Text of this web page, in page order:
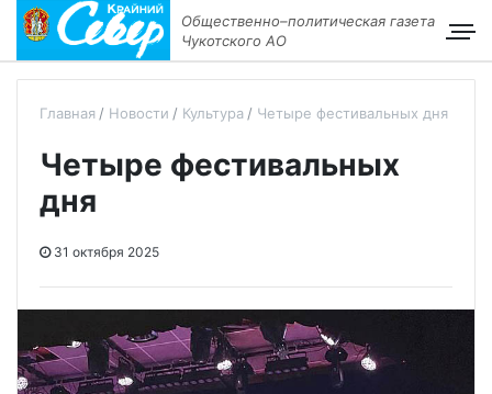
Общественно–политическая газета
Чукотского АО
Главная Новости Культура Четыре фестивальных дня
Четыре фестивальных
дня
31 октября 2025